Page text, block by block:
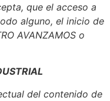
que el acceso a
alguno, el inicio de
AVANZAMOS o
del contenido de